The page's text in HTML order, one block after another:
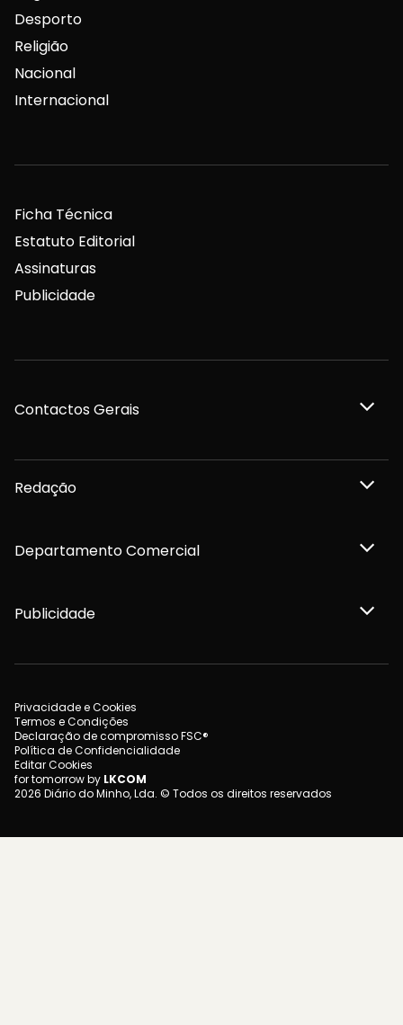
Desporto
Religião
Nacional
Internacional
Ficha Técnica
Estatuto Editorial
Assinaturas
Publicidade
Contactos Gerais
Redação
Departamento Comercial
Publicidade
Privacidade e Cookies
Termos e Condições
Declaração de compromisso FSC®
Política de Confidencialidade
Editar Cookies
for tomorrow by LKCOM
2026 Diário do Minho, Lda. © Todos os direitos reservados